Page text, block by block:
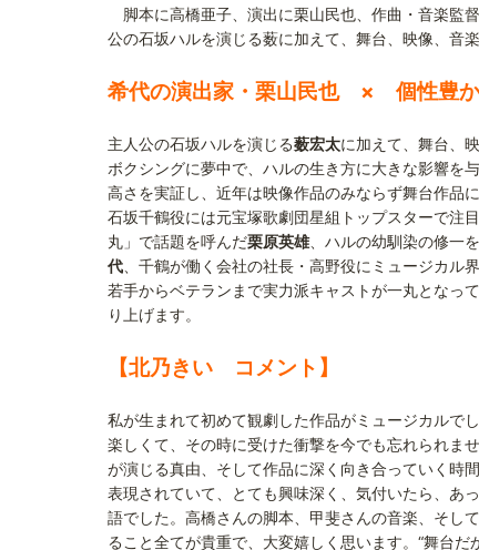
脚本に高橋亜子、演出に栗山民也、作曲・音楽監
公の石坂ハルを演じる薮に加えて、舞台、映像、音
希代の演出家・栗山民也 × 個性豊か
主人公の石坂ハルを演じる薮宏太に加えて、舞台、
ボクシングに夢中で、ハルの生き方に大きな影響を
高さを実証し、近年は映像作品のみならず舞台作品
石坂千鶴役には元宝塚歌劇団星組トップスターで注
丸」で話題を呼んだ栗原英雄、ハルの幼馴染の修一
代 、千鶴が働く会社の社長・高野役にミュージカル
若手からベテランまで実力派キャストが一丸となっ
り上げます。
【北乃きい コメント】
私が生まれて初めて観劇した作品がミュージカルで
楽しくて、その時に受けた衝撃を今でも忘れられま
が演じる真由、そして作品に深く向き合っていく時
表現されていて、とても興味深く、気付いたら、あ
語でした。高橋さんの脚本、甲斐さんの音楽、そし
ること全てが貴重で、大変嬉しく思います。“舞台